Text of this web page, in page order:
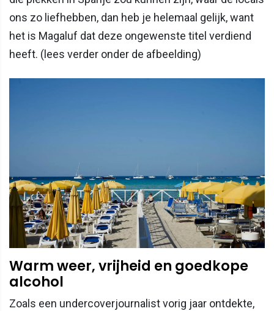
ons zo liefhebben, dan heb je helemaal gelijk, want
het is Magaluf dat deze ongewenste titel verdiend
heeft. (lees verder onder de afbeelding)
Warm weer, vrijheid en goedkope
alcohol
Zoals een undercoverjournalist vorig jaar ontdekte,